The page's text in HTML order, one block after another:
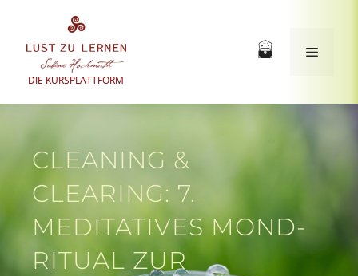
springen
DIE KURSPLATTFORM
Menü
CLEANING &
CLEARING: 7.
MEDITATIVES MOND-
RITUAL ZUR